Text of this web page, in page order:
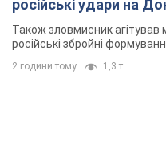
російські удари на
Також зловмисник агітував
російські збройні
2 години тому 1,3 т.